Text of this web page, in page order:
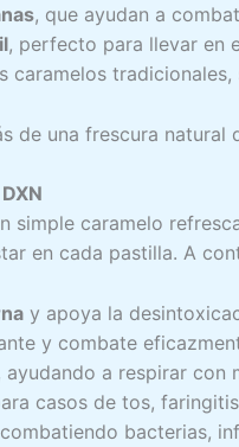
, que ayudan a
, perfecto para llevar en
caramelos
de una frescura
simple caramelo
en cada pastilla. A
y apoya la
y combate
, ayudando a respirar con
casos de tos,
bacterias,